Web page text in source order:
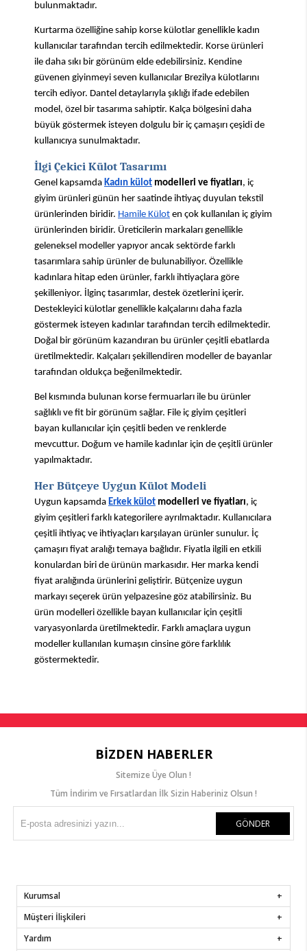
bulunmaktadır.
Kurtarma özelliğine sahip korse külotlar genellikle kadın
kullanıcılar tarafından tercih edilmektedir. Korse ürünleri
ile daha sıkı bir görünüm elde edebilirsiniz. Kendine
güvenen giyinmeyi seven kullanıcılar Brezilya külotlarını
tercih ediyor. Dantel detaylarıyla şıklığı ifade edebilen
model, özel bir tasarıma sahiptir. Kalça bölgesini daha
büyük göstermek isteyen dolgulu bir iç çamaşırı çeşidi de
kullanıcıya sunulmaktadır.
İlgi Çekici Külot Tasarımı
Genel kapsamda Kadın külot modelleri ve fiyatları, iç
giyim ürünleri günün her saatinde ihtiyaç duyulan tekstil
ürünlerinden biridir. Hamile Külot en çok kullanılan iç giyim
ürünlerinden biridir. Üreticilerin markaları genellikle
geleneksel modeller yapıyor ancak sektörde farklı
tasarımlara sahip ürünler de bulunabiliyor. Özellikle
kadınlara hitap eden ürünler, farklı ihtiyaçlara göre
şekilleniyor. İlginç tasarımlar, destek özetlerini içerir.
Destekleyici külotlar genellikle kalçalarını daha fazla
göstermek isteyen kadınlar tarafından tercih edilmektedir.
Doğal bir görünüm kazandıran bu ürünler çeşitli ebatlarda
üretilmektedir. Kalçaları şekillendiren modeller de bayanlar
tarafından oldukça beğenilmektedir.
Bel kısmında bulunan korse fermuarları ile bu ürünler
sağlıklı ve fit bir görünüm sağlar. File iç giyim çeşitleri
bayan kullanıcılar için çeşitli beden ve renklerde
mevcuttur. Doğum ve hamile kadınlar için de çeşitli ürünler
yapılmaktadır.
Her Bütçeye Uygun Külot Modeli
Uygun kapsamda Erkek külot modelleri ve fiyatları, iç
giyim çeşitleri farklı kategorilere ayrılmaktadır. Kullanıcılara
çeşitli ihtiyaç ve ihtiyaçları karşılayan ürünler sunulur. İç
çamaşırı fiyat aralığı temaya bağlıdır. Fiyatla ilgili en etkili
konulardan biri de ürünün markasıdır. Her marka kendi
fiyat aralığında ürünlerini geliştirir. Bütçenize uygun
markayı seçerek ürün yelpazesine göz atabilirsiniz. Bu
ürün modelleri özellikle bayan kullanıcılar için çeşitli
varyasyonlarda üretilmektedir. Farklı amaçlara uygun
modeller kullanılan kumaşın cinsine göre farklılık
göstermektedir.
BIZDEN HABERLER
Sitemize Üye Olun !
Tüm İndirim ve Fırsatlardan İlk Sizin Haberiniz Olsun !
GÖNDER
Kurumsal
Müşteri İlişkileri
Yardım